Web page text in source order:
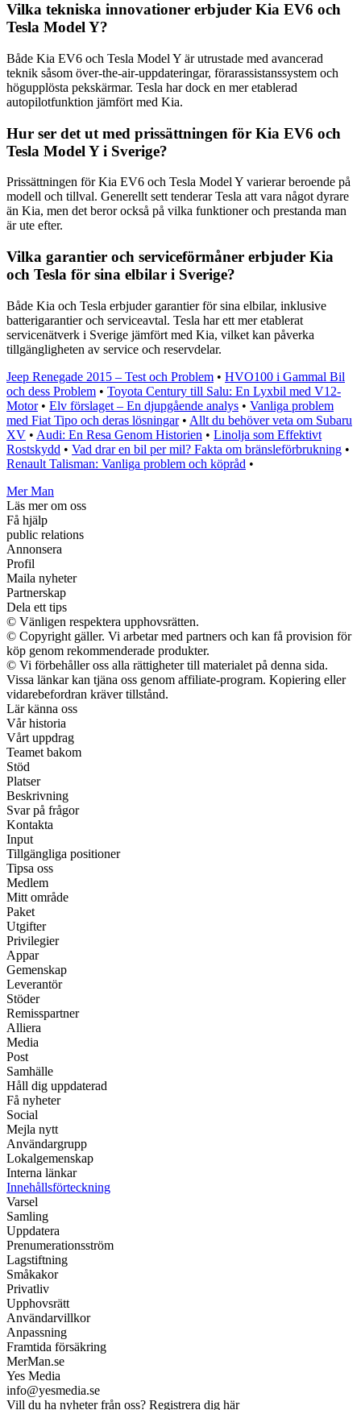
Vilka tekniska innovationer erbjuder Kia EV6 och
Tesla Model Y?
Både Kia EV6 och Tesla Model Y är utrustade med avancerad
teknik såsom över-the-air-uppdateringar, förarassistanssystem och
högupplösta pekskärmar. Tesla har dock en mer etablerad
autopilotfunktion jämfört med Kia.
Hur ser det ut med prissättningen för Kia EV6 och
Tesla Model Y i Sverige?
Prissättningen för Kia EV6 och Tesla Model Y varierar beroende på
modell och tillval. Generellt sett tenderar Tesla att vara något dyrare
än Kia, men det beror också på vilka funktioner och prestanda man
är ute efter.
Vilka garantier och serviceförmåner erbjuder Kia
och Tesla för sina elbilar i Sverige?
Både Kia och Tesla erbjuder garantier för sina elbilar, inklusive
batterigarantier och serviceavtal. Tesla har ett mer etablerat
servicenätverk i Sverige jämfört med Kia, vilket kan påverka
tillgängligheten av service och reservdelar.
Jeep Renegade 2015 – Test och Problem • HVO100 i Gammal Bil
och dess Problem • Toyota Century till Salu: En Lyxbil med V12-
Motor• Elv förslaget – En djupgående analys • Vanliga problem
med Fiat Tipo och deras lösningar• Allt du behöver veta om Subaru
XV • Audi: En Resa Genom Historien • Linolja som Effektivt
Rostskydd • Vad drar en bil per mil? Fakta om bränsleförbrukning •
Renault Talisman: Vanliga problem och köpråd •
Mer Man
Läs mer om oss
Få hjälp
public relations
Annonsera
Profil
Maila nyheter
Partnerskap
Dela ett tips
© Vänligen respektera upphovsrätten.
© Copyright gäller. Vi arbetar med partners och kan få provision för
köp genom rekommenderade produkter.
© Vi förbehåller oss alla rättigheter till materialet på denna sida.
Vissa länkar kan tjäna oss genom affiliate-program. Kopiering eller
vidarebefordran kräver tillstånd.
Lär känna oss
Vår historia
Vårt uppdrag
Teamet bakom
Stöd
Platser
Beskrivning
Svar på frågor
Kontakta
Input
Tillgängliga positioner
Tipsa oss
Medlem
Mitt område
Paket
Utgifter
Privilegier
Appar
Gemenskap
Leverantör
Stöder
Remisspartner
Alliera
Media
Post
Samhälle
Håll dig uppdaterad
Få nyheter
Social
Mejla nytt
Användargrupp
Lokalgemenskap
Interna länkar
Innehållsförteckning
Varsel
Samling
Uppdatera
Prenumerationsström
Lagstiftning
Småkakor
Privatliv
Upphovsrätt
Användarvillkor
Anpassning
Framtida försäkring
MerMan.se
Yes Media
info@yesmedia.se
Vill du ha nyheter från oss? Registrera dig här